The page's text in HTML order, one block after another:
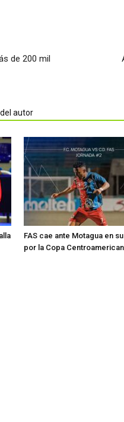
de 200 mil
autor
FAS cae ante Motagua en
por la Copa